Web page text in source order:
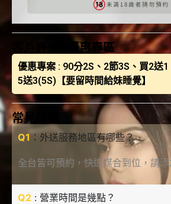
客戶評價&優惠專區
優惠專案 : 90分2S、2節3S、買2送
5送3(5S)【要留時間給妹睡覺】
常見問題
Q1：外送服務地區有哪些？
全台皆可預約，快速媒合到位，請
Q2 : 營業時間是幾點？